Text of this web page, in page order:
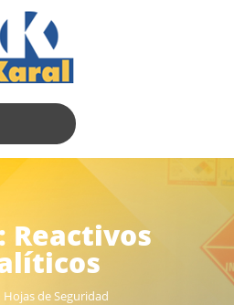
Reactivos
Hojas de Seguridad